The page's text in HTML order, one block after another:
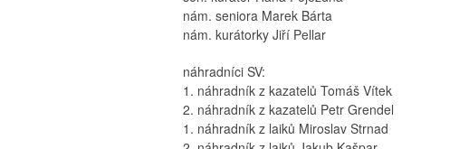
nám. seniora Marek Bárta
nám. kurátorky Jiří Pellar
náhradníci SV:
1. náhradník z kazatelů Tomáš Vítek
2. náhradník z kazatelů Petr Grendel
1. náhradník z laiků Miroslav Strnad